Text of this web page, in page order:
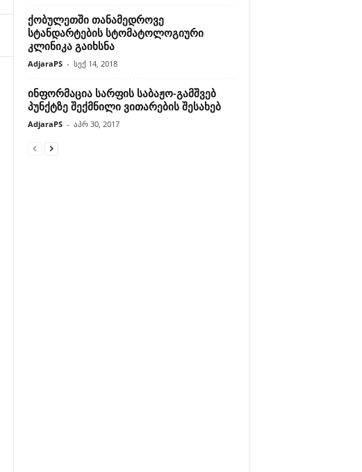
ქობულეთში თანამედროვე
სტანდარტების სტომატოლოგიური
კლინიკა გაიხსნა
AdjaraPS - სექ 14, 2018
ინფორმაცია სარფის საბაჟო-გამშვებ
პუნქტზე შექმნილი ვითარების შესახებ
AdjaraPS - აპრ 30, 2017